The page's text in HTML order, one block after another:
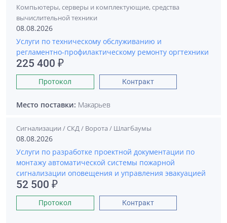
Компьютеры, серверы и комплектующие, средства
вычислительной техники
08.08.2026
Услуги по техническому обслуживанию и
регламентно-профилактическому ремонту оргтехники
225 400 ₽
Протокол Контракт
Место поставки: Макарьев
Сигнализации / СКД / Ворота / Шлагбаумы
08.08.2026
Услуги по разработке проектной документации по
монтажу автоматической системы пожарной
сигнализации оповещения и управления эвакуацией
52 500 ₽
Протокол Контракт